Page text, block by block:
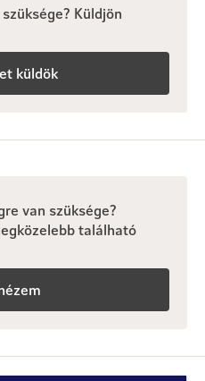
Küldjön
küldök
van szüksége?
található